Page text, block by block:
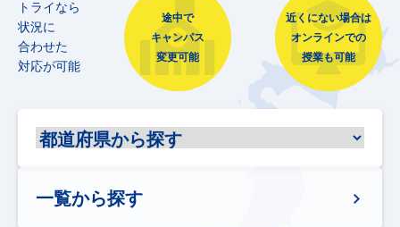
トライなら
状況に
合わせた
対応が可能
途中で
キャンパス
変更可能
近くにない場合は
オンラインでの
授業も可能
一覧から探す